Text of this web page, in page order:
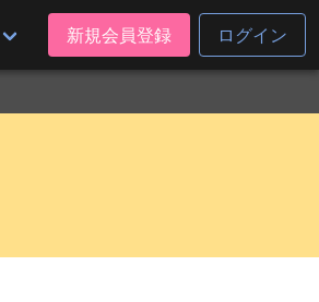
新規会員登録 ログイン